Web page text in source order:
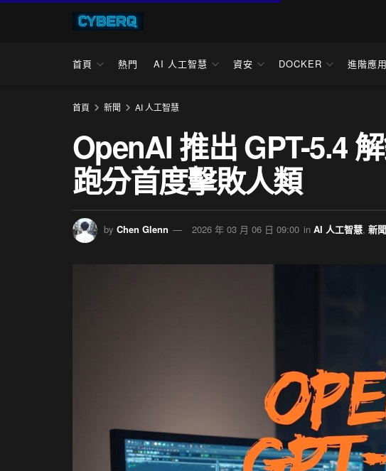
首頁 熱門 AI 人工智慧 資安 DOCKER 進階應用
首頁 新聞 AI 人工智慧
OpenAI 推出 GPT-5.4
跑分首度擊敗人類
by Chen Glenn 2026 年 03 月 06 日 09:00 in AI 人工智慧, 新聞